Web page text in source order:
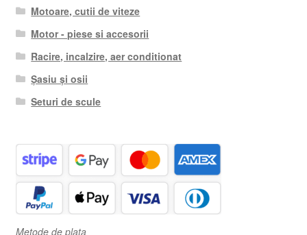
Motoare, cutii de viteze
Motor - piese si accesorii
Racire, incalzire, aer conditionat
Șasiu și osii
Seturi de scule
Metode de plata